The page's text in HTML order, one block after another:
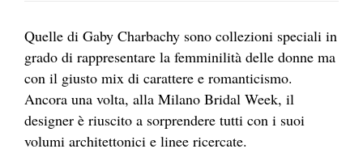
Quelle di Gaby Charbachy sono collezioni speciali in
grado di rappresentare la femminilità delle donne ma
con il giusto mix di carattere e romanticismo.
Ancora una volta, alla Milano Bridal Week, il
designer è riuscito a sorprendere tutti con i suoi
volumi architettonici e linee ricercate.